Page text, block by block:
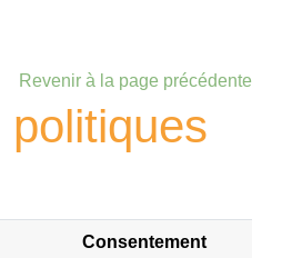
Revenir à la page précédente
Consentement